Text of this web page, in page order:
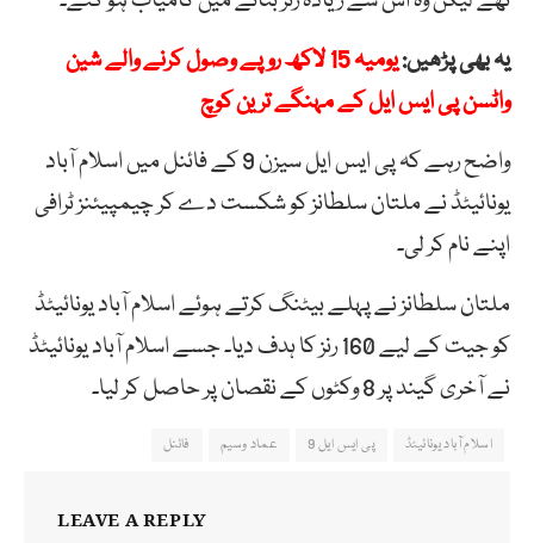
یہ بھی پڑھیں:
یومیہ 15 لاکھ روپے وصول کرنے والے شین
واٹسن پی ایس ایل کے مہنگے ترین کوچ
واضح رہے کہ پی ایس ایل سیزن 9 کے فائنل میں اسلام آباد
یونائیٹڈ نے ملتان سلطانز کو شکست دے کر چیمپیئنز ٹرافی
اپنے نام کر لی۔
ملتان سلطانز نے پہلے بیٹنگ کرتے ہوئے اسلام آباد یونائیٹڈ
کو جیت کے لیے 160 رنز کا ہدف دیا۔ جسے اسلام آباد یونائیٹڈ
نے آخری گیند پر 8 وکٹوں کے نقصان پر حاصل کر لیا۔
اسلام آباد یونائیٹڈ پی ایس ایل 9 عماد وسیم فائنل
LEAVE A REPLY